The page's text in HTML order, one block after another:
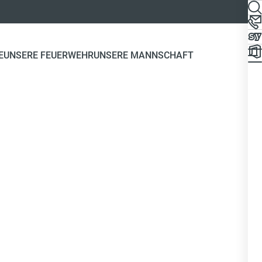
UNSERE FEUERWEHRUNSERE MANNSCHAFT